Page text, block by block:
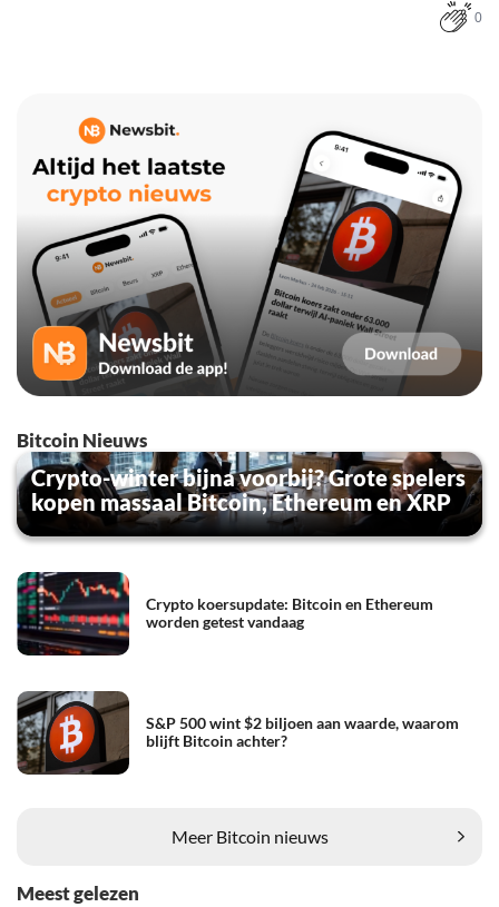
0
Bitcoin Nieuws
Crypto-winter bijna voorbij? Grote spelers
kopen massaal Bitcoin, Ethereum en XRP
Crypto koersupdate: Bitcoin en Ethereum
worden getest vandaag
S&P 500 wint $2 biljoen aan waarde, waarom
blijft Bitcoin achter?
Meer Bitcoin nieuws
Meest gelezen